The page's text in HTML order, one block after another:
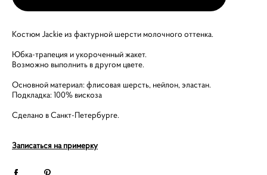
Костюм Jackie из фактурной шерсти молочного оттенка.
Юбка-трапеция и укороченный жакет.
Возможно выполнить в другом цвете.
Основной материал: флисовая шерсть, нейлон, эластан.
Подкладка: 100% вискоза
Сделано в Санкт-Петербурге.
Записаться на примерку